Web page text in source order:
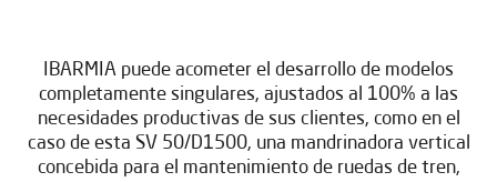
IBARMIA puede acometer el desarrollo de modelos
completamente singulares, ajustados al 100% a las
necesidades productivas de sus clientes, como en el
caso de esta SV 50/D1500, una mandrinadora vertical
concebida para el mantenimiento de ruedas de tren,